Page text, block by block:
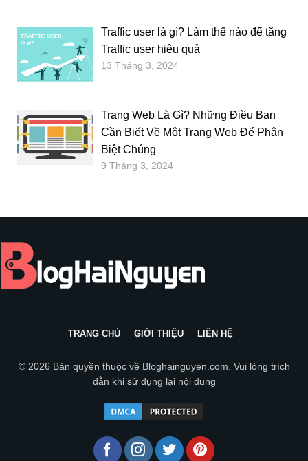
Traffic user là gì? Làm thế nào để tăng
Traffic user hiệu quả
13 Tháng 3, 2024
Trang Web Là Gì? Những Điều Bạn
Cần Biết Về Một Trang Web Để Phân
Biệt Chúng
9 Tháng 3, 2024
TRANG CHỦ GIỚI THIỆU LIÊN HỆ
© 2026 Bản quyền thuộc về Bloghainguyen.com . Vui lòng trích
dẫn khi sử dụng lại nội dung